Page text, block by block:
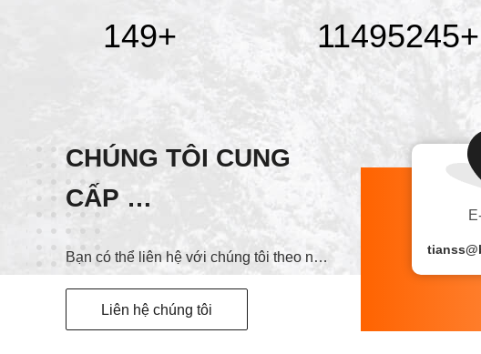
150+ 11500000+
CHÚNG TÔI CUNG
CẤP
DỊCH VỤ TỐT NHẤT!
Bạn có thể liên hệ với chúng tôi theo nhiều cách khác nhau
Liên hệ chúng tôi